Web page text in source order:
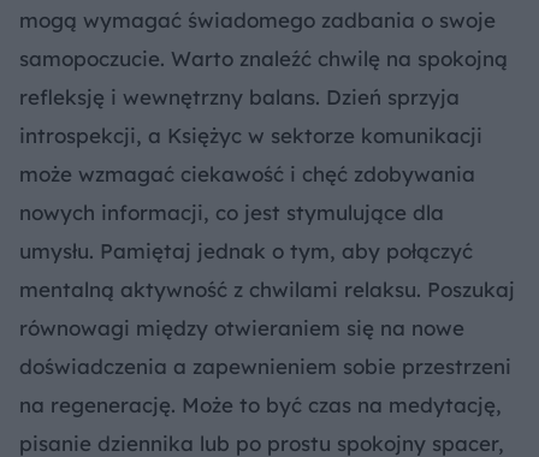
mogą wymagać świadomego zadbania o swoje
samopoczucie. Warto znaleźć chwilę na spokojną
refleksję i wewnętrzny balans. Dzień sprzyja
introspekcji, a Księżyc w sektorze komunikacji
może wzmagać ciekawość i chęć zdobywania
nowych informacji, co jest stymulujące dla
umysłu. Pamiętaj jednak o tym, aby połączyć
mentalną aktywność z chwilami relaksu. Poszukaj
równowagi między otwieraniem się na nowe
doświadczenia a zapewnieniem sobie przestrzeni
na regenerację. Może to być czas na medytację,
pisanie dziennika lub po prostu spokojny spacer,